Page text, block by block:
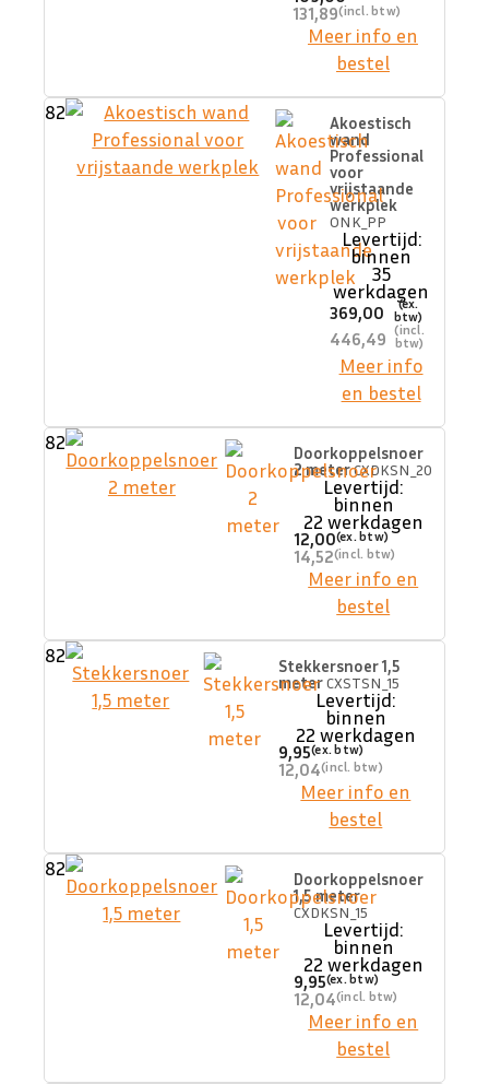
131,89
Meer info en
bestel
82
Akoestisch
wand
Professional
voor
vrijstaande
werkplek
ONK_PP
Levertijd:
binnen
35
werkdagen
369,00
446,49
Meer info
en bestel
82
Doorkoppelsnoer
2 meterCXDKSN_20
Levertijd:
binnen
22 werkdagen
12,00
14,52
Meer info en
bestel
82
Stekkersnoer 1,5
meterCXSTSN_15
Levertijd:
binnen
22 werkdagen
9,95
12,04
Meer info en
bestel
82
Doorkoppelsnoer
1,5 meter
CXDKSN_15
Levertijd:
binnen
22 werkdagen
9,95
12,04
Meer info en
bestel